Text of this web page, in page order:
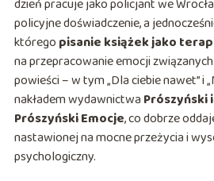
dzień pracuje jako policjant we
policyjne doświadczenie, a
którego pisanie książek jako
na przepracowanie emocji
powieści – w tym „Dla ciebie nawet” i
nakładem wydawnictwa Prószyński
Prószyński Emocje, co dobrze
nastawionej na mocne przeżycia i
psychologiczny.